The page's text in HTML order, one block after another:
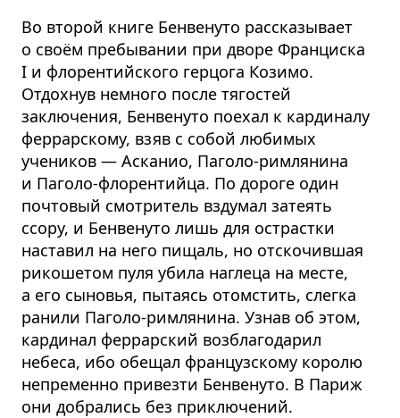
Во второй книге Бенвенуто рассказывает
о своём пребывании при дворе Франциска
I и флорентийского герцога Козимо.
Отдохнув немного после тягостей
заключения, Бенвенуто поехал к кардиналу
феррарскому, взяв с собой любимых
учеников — Асканио, Паголо-римлянина
и Паголо-флорентийца. По дороге один
почтовый смотритель вздумал затеять
ссору, и Бенвенуто лишь для острастки
наставил на него пищаль, но отскочившая
рикошетом пуля убила наглеца на месте,
а его сыновья, пытаясь отомстить, слегка
ранили Паголо-римлянина. Узнав об этом,
кардинал феррарский возблагодарил
небеса, ибо обещал французскому королю
непременно привезти Бенвенуто. В Париж
они добрались без приключений.